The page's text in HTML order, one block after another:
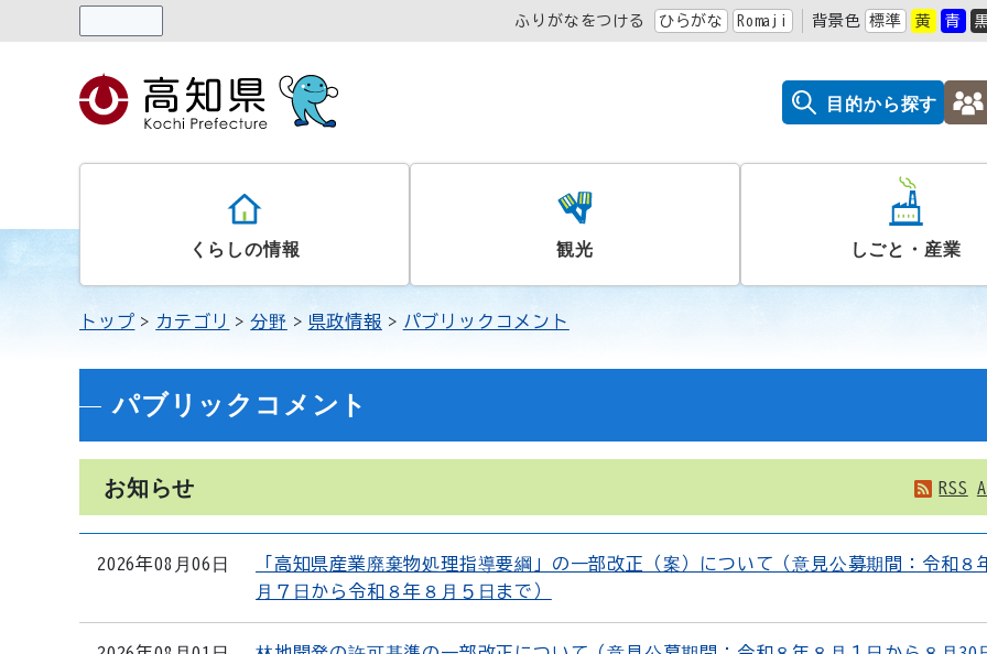
ふりがなをつける ひらがな Romaji 背景色 標準 黄 青
目的から探す
くらしの情報 観光 しごと・産業
トップ カテゴリ 分野 県政情報 パブリックコメント
パブリックコメント
お知らせ RSS
2026年08月06日
「高知県産業廃棄物処理指導要綱」の一部改正（案）について（意見公募期間：令和８
月７日から令和８年８月５日まで）